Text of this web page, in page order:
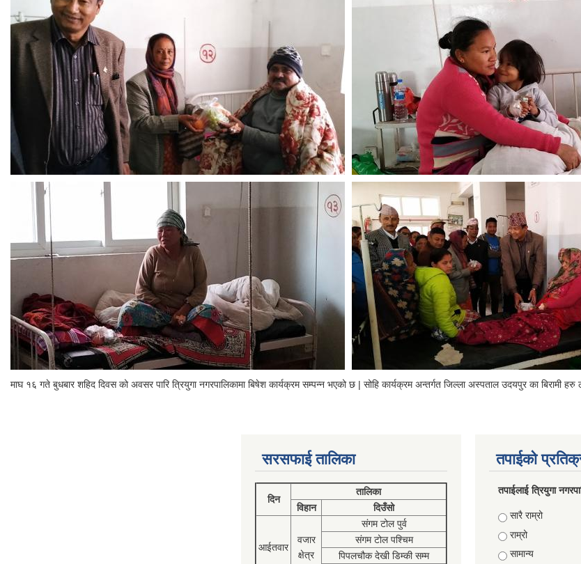
माघ १६ गते बुधबार शहिद दिवस को अवसर पारि त्रियुगा नगरपालिकामा बिषेश कार्यक्रम सम्पन्न भएको छ | सोहि कार्यक्रम अन्तर्गत जिल्ला अस्पताल उदयपुर का बिरामी
सरसफाई तालिका
दिन
तालिका
विहान
दिउँसो
आईतवार
वजार
क्षेत्र
संगम टोल पुर्व
संगम टोल पश्चिम
पिपलचौक देखी डिम्की सम्म
तपाईको
तपाईलाई त्रियुगा
Choices
सारै राम्रो
राम्रो
सामान्य